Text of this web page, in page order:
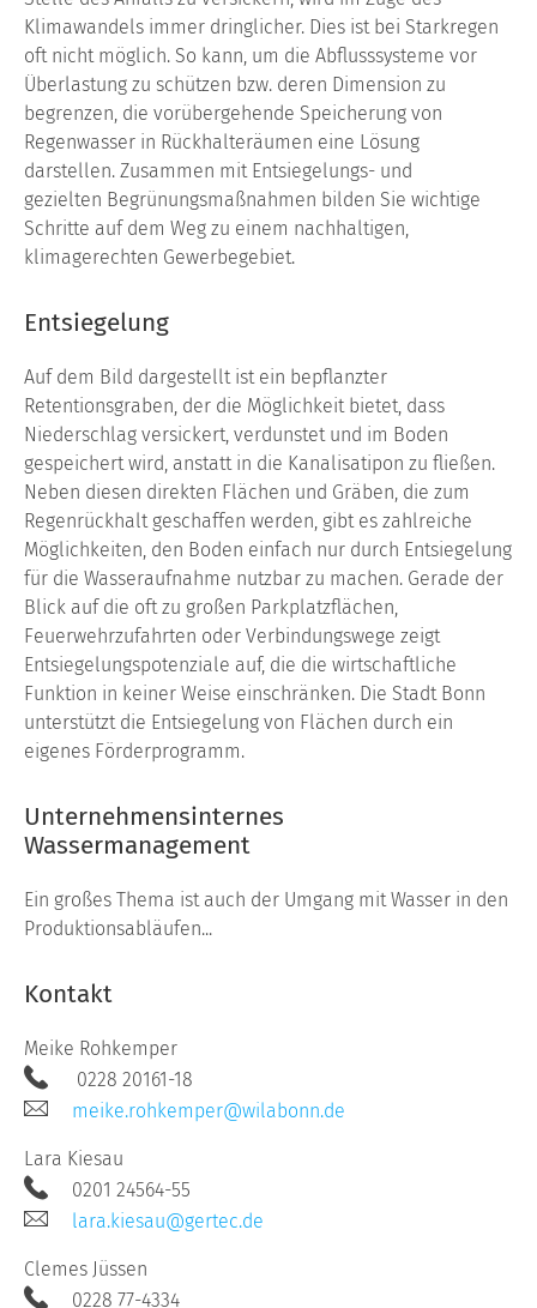
Klimawandels immer dringlicher. Dies ist bei Starkregen
oft nicht möglich. So kann, um die Abflusssysteme vor
Überlastung zu schützen bzw. deren Dimension zu
begrenzen, die vorübergehende Speicherung von
Regenwasser in Rückhalteräumen eine Lösung
darstellen. Zusammen mit Entsiegelungs- und
gezielten Begrünungsmaßnahmen bilden Sie wichtige
Schritte auf dem Weg zu einem nachhaltigen,
klimagerechten Gewerbegebiet.
Entsiegelung
Auf dem Bild dargestellt ist ein bepflanzter
Retentionsgraben, der die Möglichkeit bietet, dass
Niederschlag versickert, verdunstet und im Boden
gespeichert wird, anstatt in die Kanalisatipon zu fließen.
Neben diesen direkten Flächen und Gräben, die zum
Regenrückhalt geschaffen werden, gibt es zahlreiche
Möglichkeiten, den Boden einfach nur durch Entsiegelung
für die Wasseraufnahme nutzbar zu machen. Gerade der
Blick auf die oft zu großen Parkplatzflächen,
Feuerwehrzufahrten oder Verbindungswege zeigt
Entsiegelungspotenziale auf, die die wirtschaftliche
Funktion in keiner Weise einschränken. Die Stadt Bonn
unterstützt die Entsiegelung von Flächen durch ein
eigenes Förderprogramm.
Unternehmensinternes
Wassermanagement
Ein großes Thema ist auch der Umgang mit Wasser in den
Produktionsabläufen...
Kontakt
Meike Rohkemper
0228 20161-18
meike.rohkemper@wilabonn.de
Lara Kiesau
0201 24564-55
lara.kiesau@gertec.de
Clemes Jüssen
0228 77-4334